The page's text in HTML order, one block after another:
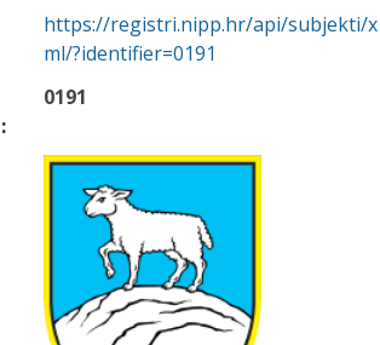
https://registri.nipp.hr/api/subjekti/x
ml/?identifier=0191
:
0191